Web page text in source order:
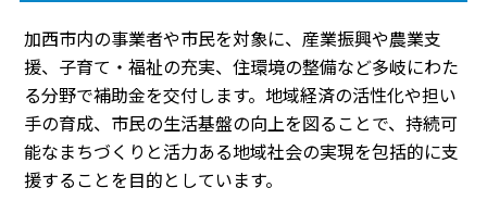
加西市内の事業者や市民を対象に、産業振興や農業支
援、子育て・福祉の充実、住環境の整備など多岐にわた
る分野で補助金を交付します。地域経済の活性化や担い
手の育成、市民の生活基盤の向上を図ることで、持続可
能なまちづくりと活力ある地域社会の実現を包括的に支
援することを目的としています。